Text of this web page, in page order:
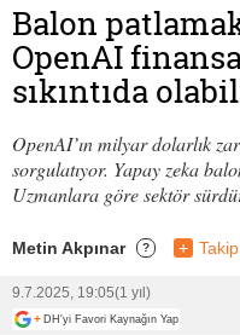
Balon
OpenAI
sıkıntıda
OpenAI’ın milyar dolarlık
sorgulatıyor. Yapay zeka
Uzmanlara göre sektör
Metin Akpınar ? +
9.7.2025, 19:05(1 yıl)
+ DH'yi Favori Kaynağın Yap